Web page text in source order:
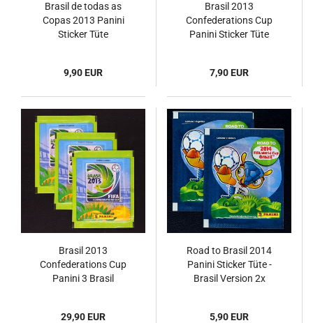
Brasil de todas as
Copas 2013 Panini
Sticker Tüte
9,90 EUR
Brasil 2013
Confederations Cup
Panini Sticker Tüte
7,90 EUR
Brasil 2013
Confederations Cup
Panini 3 Brasil
29,90 EUR
Road to Brasil 2014
Panini Sticker Tüte -
Brasil Version 2x
5,90 EUR